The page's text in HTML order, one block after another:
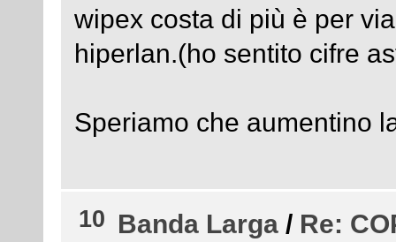
wipex costa di più è per
hiperlan.(ho sentito cifre
Speriamo che aumentino
10 Banda Larga / Re: